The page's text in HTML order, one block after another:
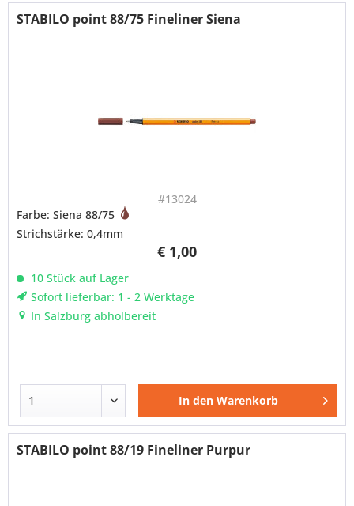
STABILO point 88/75 Fineliner Siena
#13024
€ 1,00
Farbe: Siena 88/75
Strichstärke: 0,4mm
10 Stück auf Lager
Sofort lieferbar: 1 - 2 Werktage
In Salzburg abholbereit
In den Warenkorb
STABILO point 88/19 Fineliner Purpur